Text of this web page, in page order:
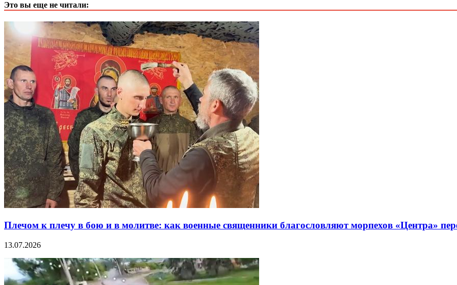
Это вы еще не читали:
Плечом к плечу в бою и в молитве: как военные священники благословляют морпехов «Центра»
13.07.2026